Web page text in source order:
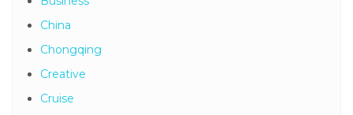
China
Chongqing
Creative
Cruise